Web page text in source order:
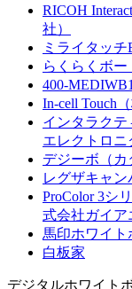
RICOH
社）
ミライタッチ
らくらくボー
400-
In-cell Touch
インタラクテ
エレクトロニ
デジーボ（カ
レグザキャン
ProColor 3シ
式会社ガイア
馬印ホワイト
白板家
デジタルホワイト